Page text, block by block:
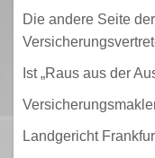
Die andere Seite
Ist „Raus aus der
Landgericht